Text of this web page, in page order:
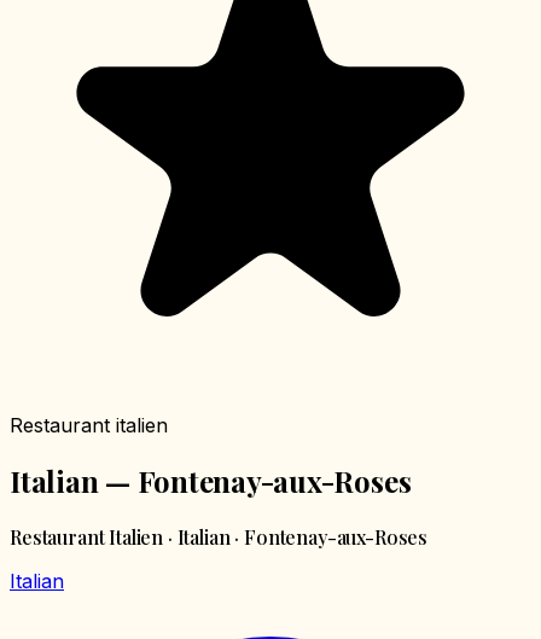
Restaurant italien
Italian — Fontenay-aux-Roses
Restaurant Italien · Italian · Fontenay-aux-Roses
Italian